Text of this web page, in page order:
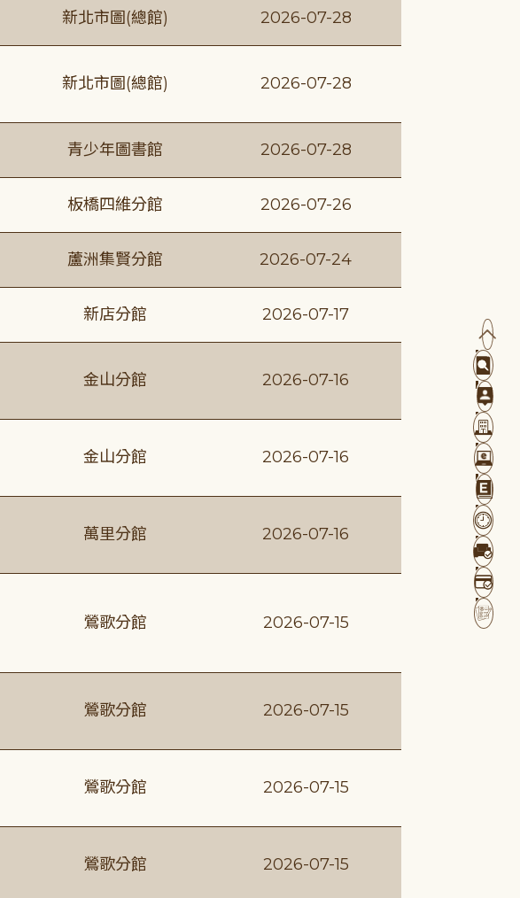
新北市圖(總館) 2026-07-28
新北市圖(總館) 2026-07-28
青少年圖書館 2026-07-28
板橋四維分館 2026-07-26
蘆洲集賢分館 2026-07-24
新店分館 2026-07-17
金山分館 2026-07-16
金山分館 2026-07-16
萬里分館 2026-07-16
鶯歌分館 2026-07-15
鶯歌分館 2026-07-15
鶯歌分館 2026-07-15
鶯歌分館 2026-07-15